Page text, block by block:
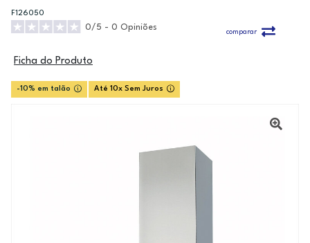
F126050
0/5 - 0 Opiniões
comparar
Ficha do Produto
-10% em talão Até 10x Sem Juros